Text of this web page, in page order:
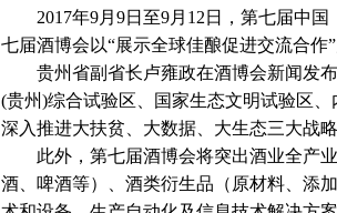
2017年9月9日至9月12日，第七届中国
七届酒博会以“展示全球佳酿促进交流合作
贵州省副省长卢雍政在酒博会新闻发布
(贵州)综合试验区、国家生态文明试验区
深入推进大扶贫、大数据、大生态三大战
此外，第七届酒博会将突出酒业全产业
酒、啤酒等）、酒类衍生品（原材料、添